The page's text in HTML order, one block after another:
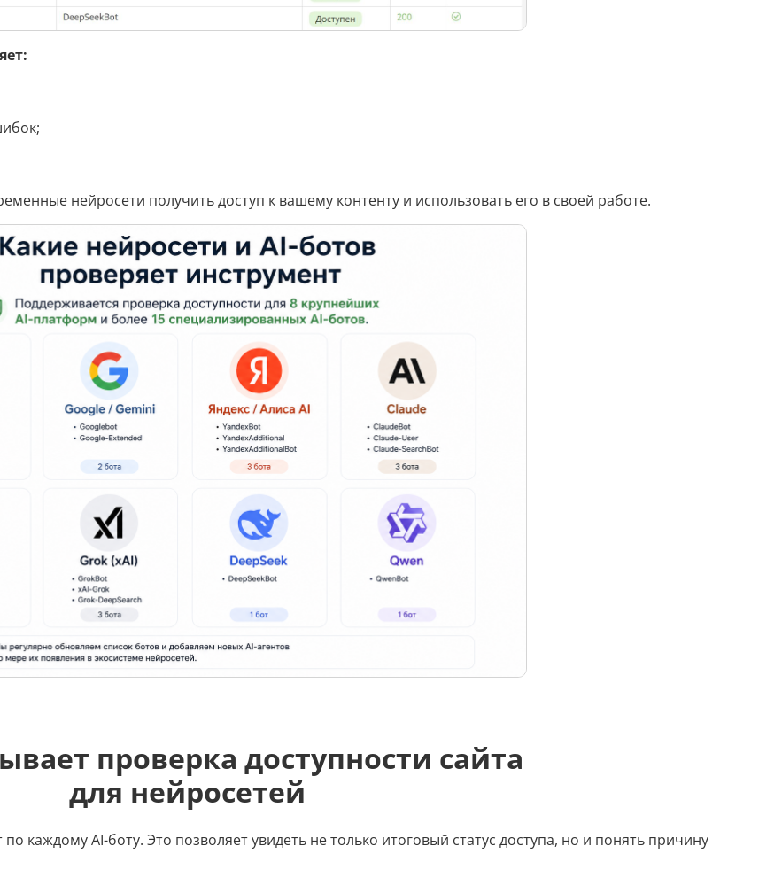
Определить гриб по фото
Решение теста по фото
Генерация контента с помощью
нейросети получить доступ к вашему контенту и использовать его в своей работе.
проверка доступности сайта
для нейросетей
каждому AI-боту. Это позволяет увидеть не только итоговый статус доступа, но и понять причину